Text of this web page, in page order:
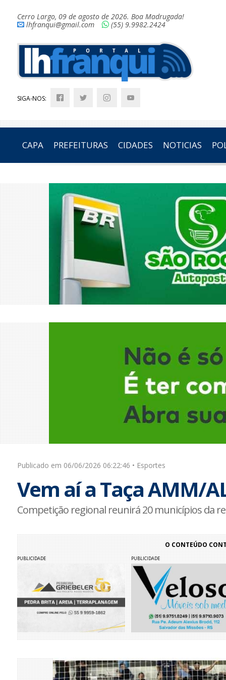
Cerro Largo, 09 de agosto de 2026. Boa Madrugada!
lhfranqui@gmail.com
(55) 9.9982.2424
SIGA-NOS:
CAPA PREFEITURAS CIDADES NOTICIAS
Publicado em 06/06/2026 06:22:46 • Esportes
Vem aí a Taça AMM/
Competição regional reunirá 20 municípios da
O CONTEÚDO
PUBLICIDADE PUBLICIDADE